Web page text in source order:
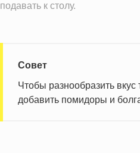
подавать к столу.
Совет
Чтобы разнообразить
добавить помидоры и